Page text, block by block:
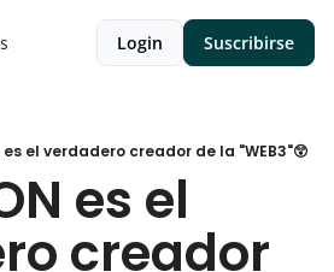
Login Suscribirse
es el verdadero creador de la "WEB3"😲
es el
creador